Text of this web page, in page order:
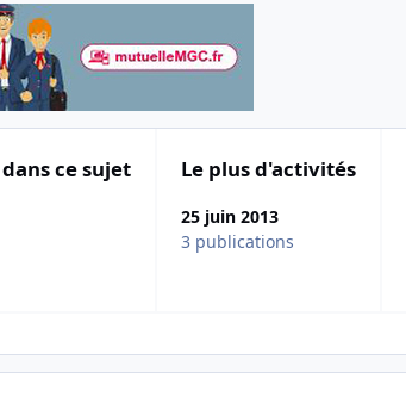
ce sujet Le plus d'activités
25 juin 2013
3 publications
overview